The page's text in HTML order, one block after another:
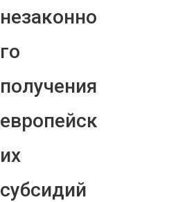
незаконно
го
получения
европейск
их
субсидий